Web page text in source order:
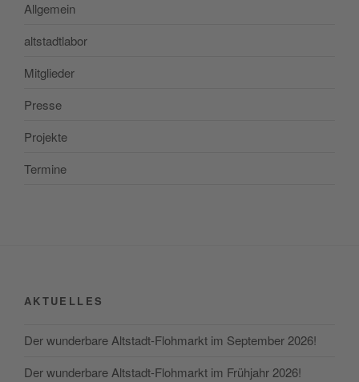
Allgemein
altstadtlabor
Mitglieder
Presse
Projekte
Termine
AKTUELLES
Der wunderbare Altstadt-Flohmarkt im September 2026!
Der wunderbare Altstadt-Flohmarkt im Frühjahr 2026!